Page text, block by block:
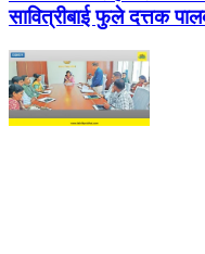
सावित्रीबाई फुले दत्तक